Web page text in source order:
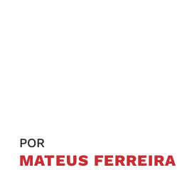
POR
MATEUS FERREIRA